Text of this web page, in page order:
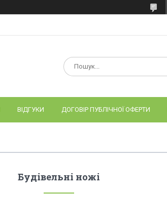
ВІДГУКИ ДОГОВІР ПУБЛІЧНОЇ ОФЕРТИ
Будівельні ножі